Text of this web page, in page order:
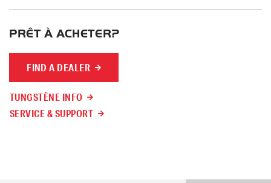
PRÊT À ACHETER?
FIND A DEALER
TUNGSTÈNE INFO
SERVICE & SUPPORT